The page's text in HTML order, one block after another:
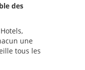
des
une
tous les